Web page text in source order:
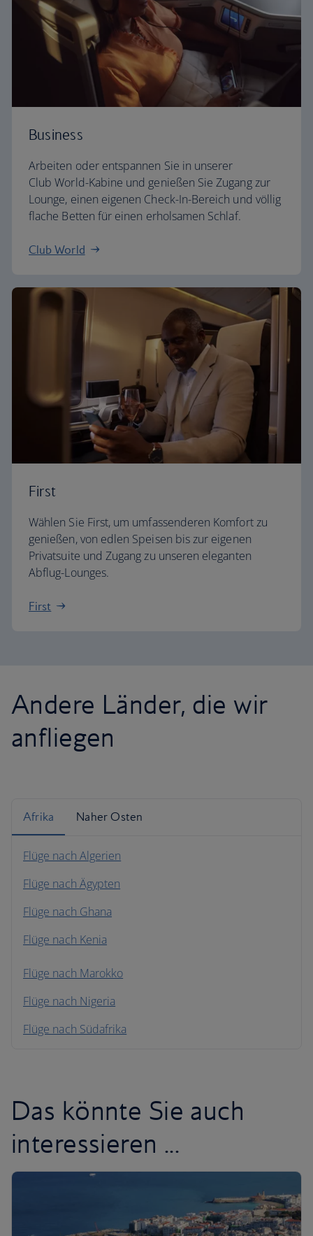
Business
Arbeiten oder entspannen Sie in unserer
Club World-Kabine und genießen Sie Zugang zur
Lounge, einen eigenen Check-In-Bereich und völlig
flache Betten für einen erholsamen Schlaf.
Club World
First
Wählen Sie First, um umfassenderen Komfort zu
genießen, von edlen Speisen bis zur eigenen
Privatsuite und Zugang zu unseren eleganten
Abflug-Lounges.
First
Andere Länder, die wir
anfliegen
Afrika Naher Osten
Flüge nach Algerien
Flüge nach Ägypten
Flüge nach Ghana
Flüge nach Kenia
Flüge nach Marokko
Flüge nach Nigeria
Flüge nach Südafrika
Das könnte Sie auch
interessieren ...